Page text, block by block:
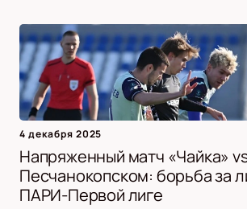
4 декабря 2025
Напряженный матч «Чайка»
Песчанокопском: борьба за
ПАРИ-Первой лиге